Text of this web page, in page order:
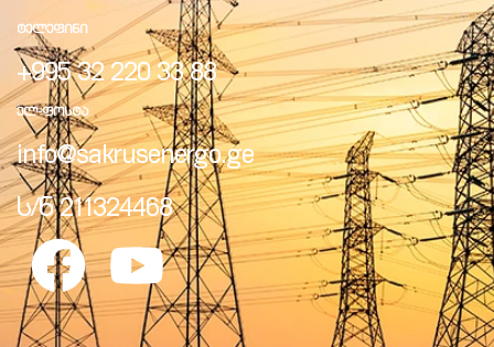
ᲢᲔᲚᲔᲤᲘᲜᲘ
+995 32 220 33 88
ᲔᲚ-ᲤᲝᲡᲢᲐ
info@sakrusenergo.ge
ს/ნ 211324468